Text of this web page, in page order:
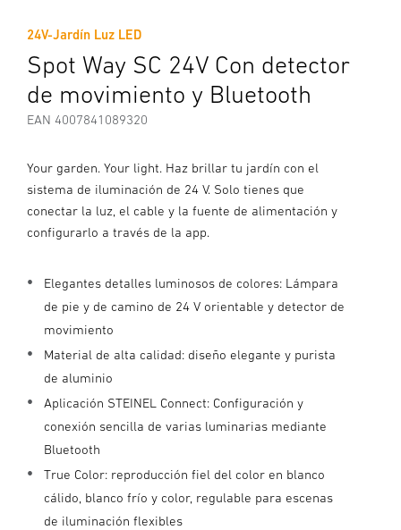
24V-Jardín Luz LED
Spot Way SC 24V Con detector
de movimiento y Bluetooth
EAN 4007841089320
Your garden. Your light. Haz brillar tu jardín con el
sistema de iluminación de 24 V. Solo tienes que
conectar la luz, el cable y la fuente de alimentación y
configurarlo a través de la app.
Elegantes detalles luminosos de colores: Lámpara
de pie y de camino de 24 V orientable y detector de
movimiento
Material de alta calidad: diseño elegante y purista
de aluminio
Aplicación STEINEL Connect: Configuración y
conexión sencilla de varias luminarias mediante
Bluetooth
True Color: reproducción fiel del color en blanco
cálido, blanco frío y color, regulable para escenas
de iluminación flexibles